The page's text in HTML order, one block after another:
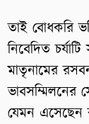
তাই বোধকরি
নিবেদিত
মাতৃনামের
ভাবসম্মিলনের
যেমন এসেছেন